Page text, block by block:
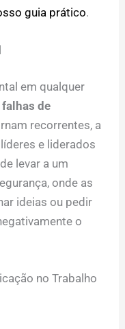
guia prático.
em qualquer
falhas de
recorrentes, a
e liderados
levar a um
onde as
ideias ou pedir
o
no Trabalho